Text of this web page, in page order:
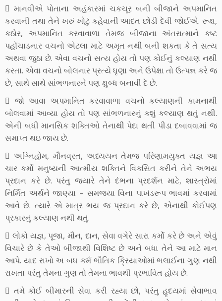
 માનવીએ પોતાના અહંકારમાં ચકચૂર બની બીજાને અપમાનિત
કરવાની તથા તેને ખરું ખોટું કહેવાની આદત છોડી દેવી જોઈએ. રૂક્ષ,
કઠોર, અપમાનિત કરવાવાળા તેમજ બીજાના અંતરાત્માને કષ્ટ
પહોંચાડનાર વચનો એટલા માટે અમૃત નથી બની શકતા કે તે સત્ય
અથવા જુઠા છે. એવા વચનો સત્ય હોય તો પણ કોઈનું કલ્યાણ નથી
કરતા. એવા વચનો બોલનાર પ્રત્યે ધૃણા અને ઉપેક્ષા તો ઉત્પન્ન કરે જ
છે, સાથે સાથે સાંભળનારને પણ ક્ષુબ્ધ બનાવી દે છે.
 જો આવા અપમાનિત કરવાવાળા વચનો કલ્યાણની કામનાથી
બોલવામાં આવ્યા હોય તો પણ સાંભળનારનું કશું કલ્યાણ થતું નથી.
એની બધી માનસિક શક્તિઓ તેનાથી પેદા થતી પીડા દબાવવામાં જ
સમાપ્ત થઇ જાય છે.
 અગ્નિહોમ, મૌનવ્રત, અધ્યયન તેમજ પરિણામયુક્ત યજ્ઞ આ
ચાર કર્મો મનુષ્યની આત્મીય શક્તિને વિકસિત કરીને તેને અભય
પ્રદાન કરે છે. પરંતુ જયારે તેને દંભના પ્રદર્શન માટે, શાસ્ત્રોમાં
નિર્મિત અર્થને જાણ્યા – સમજ્યા વિના પાખંડરૂપ ભાવમાં કરવામાં
આવે છે. ત્યારે એ માત્ર ભય જ પ્રદાન કરે છે, એનાથી કોઈપણ
પ્રકારનું કલ્યાણ નથી થતું.
 લોકો યજ્ઞ, પૂજા, મૌન, દાન, સેવા વગેરે સારા કર્મો કરે છે અને એવું
વિચારે છે કે તેઓ બીજાથી વિશિષ્ટ છે અને બધા તેને આ માટે માન
આપે. યાદ રાખો અ બધ કર્મ ભૌતિક ક્રિયાઓમાં ભલાઈના ગુણ નથી
રાખતા પરંતુ તેમના ગુણ તો તેમના ભાવથી પ્રભાવિત હોય છે.
 તમે કોઈ બીમારની સેવા કરી રહ્યા છો, પરંતુ હૃદયમાં સેવાભાવ